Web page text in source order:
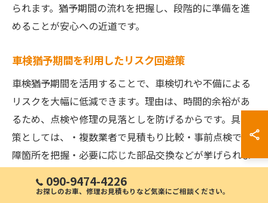
られます。猶予期間の流れを把握し、段階的に準備を進
めることが安心への近道です。
車検猶予期間を利用したリスク回避策
車検猶予期間を活用することで、車検切れや不備による
リスクを大幅に低減できます。理由は、時間的余裕があ
るため、点検や修理の見落としを防げるからです。具体
策としては、・複数業者で見積もり比較・事前点検で故
障箇所を把握・必要に応じた部品交換などが挙げられま
を未然に防ぎ、安心して車検を迎えられます。
090-9474-4226
お探しのお車、修理お見積もりなど気楽にご相談ください。